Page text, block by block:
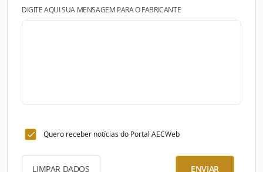
DIGITE AQUI SUA MENSAGEM PARA O FABRICANTE
Quero receber notícias do Portal AECWeb
LIMPAR DADOS ENVIAR